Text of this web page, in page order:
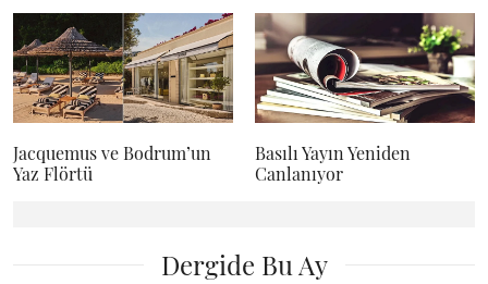
Jacquemus ve Bodrum’un
Yaz Flörtü
Basılı Yayın Yeniden
Canlanıyor
Dergide Bu Ay